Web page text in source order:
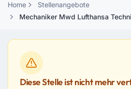
Home
Stellenangebote
Mechaniker Mwd Lufthansa
Diese Stelle ist nicht mehr